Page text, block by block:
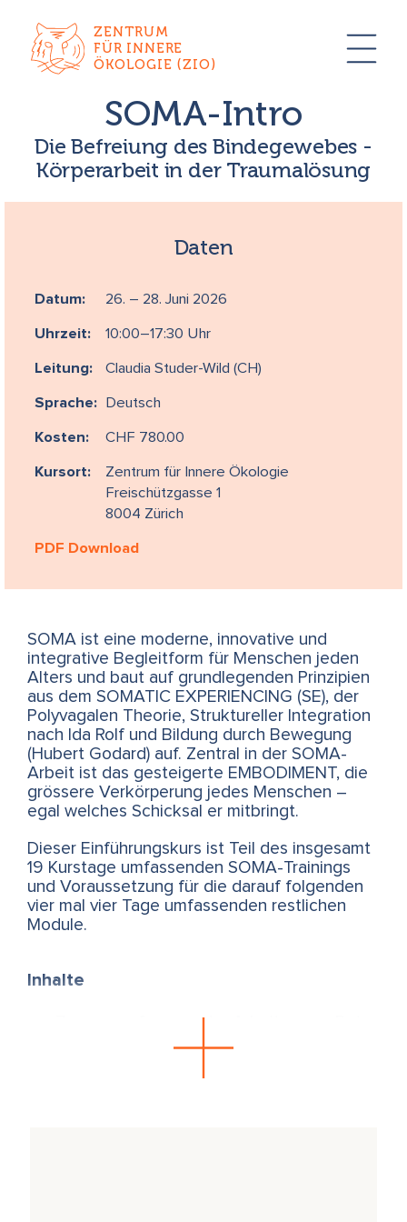
ZENTRUM
FÜR INNERE
ÖKOLOGIE (ZIO)
SOMA-Intro
Die Befreiung des Bindegewebes -
Körperarbeit in der Traumalösung
Daten
Datum: 26. – 28. Juni 2026
Uhrzeit: 10:00–17:30 Uhr
Leitung: Claudia Studer-Wild (CH)
Sprache: Deutsch
Kosten: CHF 780.00
Kursort:
Zentrum für Innere Ökologie
Freischützgasse 1
8004 Zürich
PDF Download
SOMA ist eine moderne, innovative und
integrative Begleitform für Menschen jeden
Alters und baut auf grundlegenden Prinzipien
aus dem SOMATIC EXPERIENCING (SE), der
Polyvagalen Theorie, Struktureller Integration
nach Ida Rolf und Bildung durch Bewegung
(Hubert Godard) auf. Zentral in der SOMA-
Arbeit ist das gesteigerte EMBODIMENT, die
grössere Verkörperung jedes Menschen –
egal welches Schicksal er mitbringt.
Dieser Einführungskurs ist Teil des insgesamt
19 Kurstage umfassenden SOMA-Trainings
und Voraussetzung für die darauf folgenden
vier mal vier Tage umfassenden restlichen
Module.
Inhalte
Zusammenfassung der Arbeiten von Peter
Hubert Godard (Tonic Funtion-